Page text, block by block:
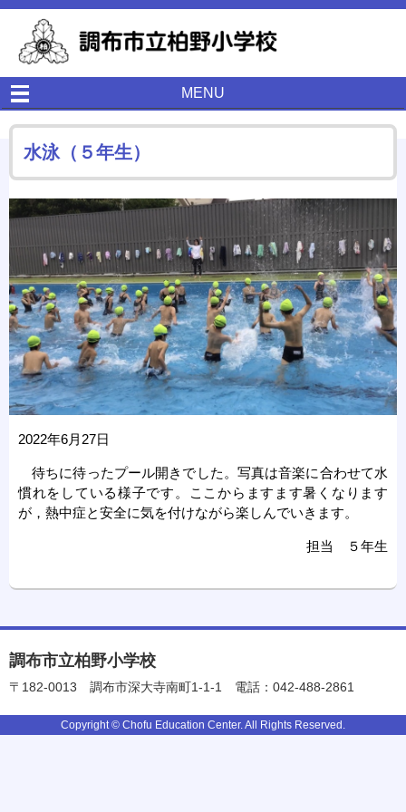
MENU
水泳（５年生）
2022年6月27日
待ちに待ったプール開きでした。写真は音楽に合わせて水
慣れをしている様子です。ここからますます暑くなります
が，熱中症と安全に気を付けながら楽しんでいきます。
担当 ５年生
調布市立柏野小学校
〒182-0013 調布市深大寺南町1-1-1 電話：042-488-2861
Copyright © Chofu Education Center. All Rights Reserved.